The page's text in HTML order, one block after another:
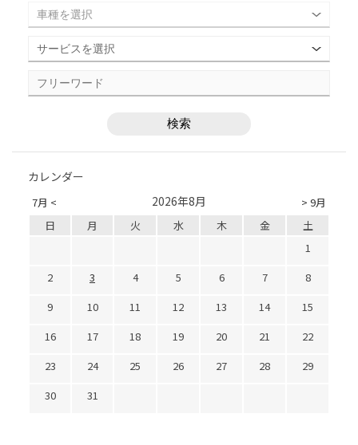
カレンダー
7月 < > 9月
2026年8月
日 月 火 水 木 金
土
1
2
3 4 5 6 7
8
9
10 11 12 13 14
15
16
17 18 19 20 21
22
23
24 25 26 27 28
29
30
31